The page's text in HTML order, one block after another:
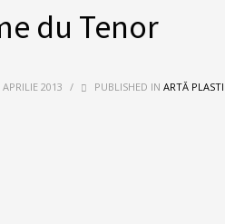
du Tenor
2013 / PUBLISHED IN ARTĂ